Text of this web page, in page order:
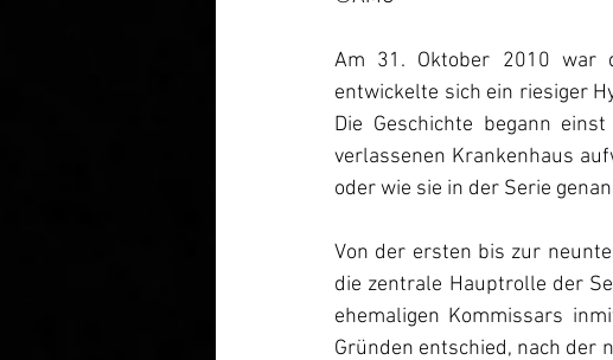
Am 31. Oktober 2010 war
entwickelte sich ein riesiger
Die Geschichte begann
verlassenen Krankenhaus
oder wie sie in der Serie
Von der ersten bis zur
die zentrale Hauptrolle der
ehemaligen Kommissars
Gründen entschied, nach der